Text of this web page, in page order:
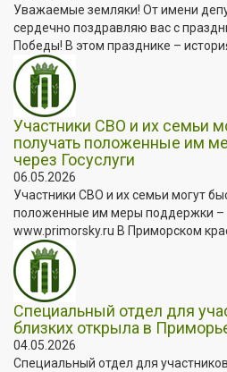
Уважаемые земляки! От имени
сердечно поздравляю вас с
Победы! В этом празднике –
Участники СВО и их семьи
получать положенные им
через Госуслуги
06.05.2026
Участники СВО и их семьи могут
положенные им меры поддержки –
www.primorsky.ru В Приморском
Специальный отдел для
близких открыла в
04.05.2026
Специальный отдел для